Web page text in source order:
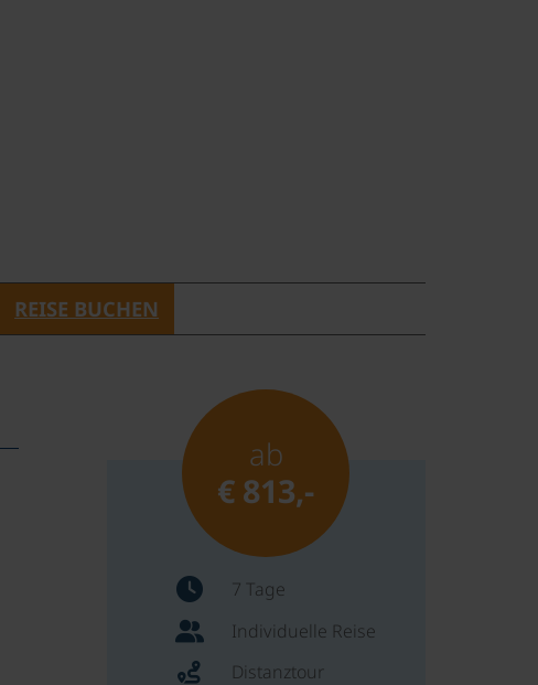
REISE BUCHEN
ab
€ 813,-
7 Tage
Individuelle Reise
Distanztour